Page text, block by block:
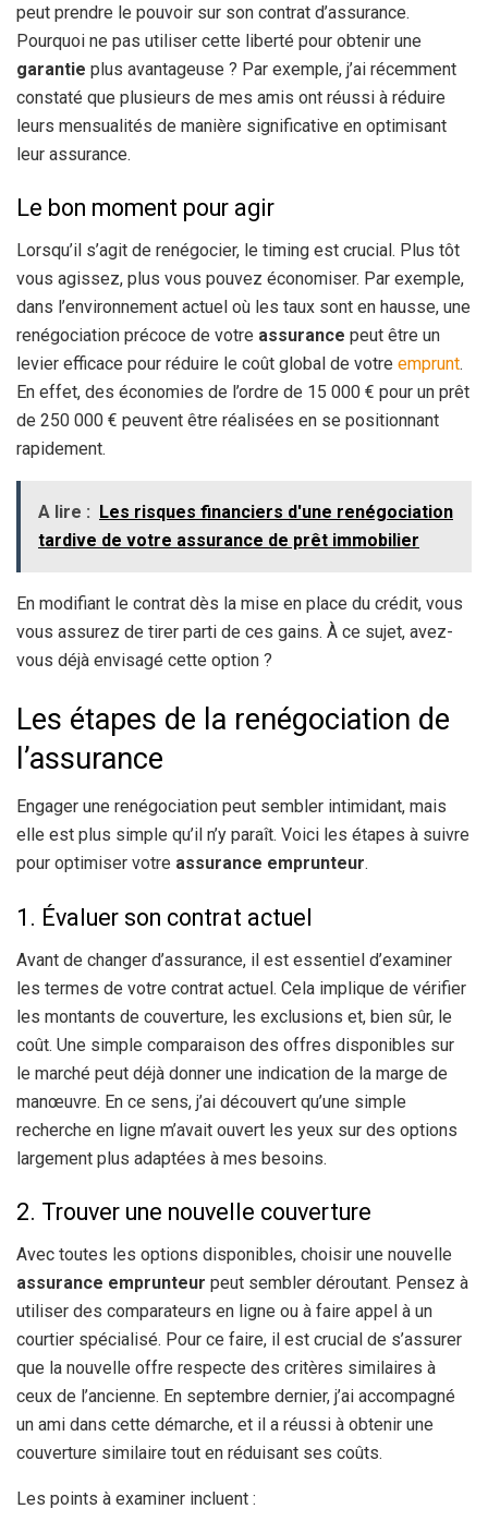
peut prendre le pouvoir sur son contrat d’assurance.
Pourquoi ne pas utiliser cette liberté pour obtenir une
garantie plus avantageuse ? Par exemple, j’ai récemment
constaté que plusieurs de mes amis ont réussi à réduire
leurs mensualités de manière significative en optimisant
leur assurance.
Le bon moment pour agir
Lorsqu’il s’agit de renégocier, le timing est crucial. Plus tôt
vous agissez, plus vous pouvez économiser. Par exemple,
dans l’environnement actuel où les taux sont en hausse, une
renégociation précoce de votre assurance peut être un
levier efficace pour réduire le coût global de votre emprunt.
En effet, des économies de l’ordre de 15 000 € pour un prêt
de 250 000 € peuvent être réalisées en se positionnant
rapidement.
A lire : Les risques financiers d'une renégociation
tardive de votre assurance de prêt immobilier
En modifiant le contrat dès la mise en place du crédit, vous
vous assurez de tirer parti de ces gains. À ce sujet, avez-
vous déjà envisagé cette option ?
Les étapes de la renégociation de
l’assurance
Engager une renégociation peut sembler intimidant, mais
elle est plus simple qu’il n’y paraît. Voici les étapes à suivre
pour optimiser votre assurance emprunteur.
1. Évaluer son contrat actuel
Avant de changer d’assurance, il est essentiel d’examiner
les termes de votre contrat actuel. Cela implique de vérifier
les montants de couverture, les exclusions et, bien sûr, le
coût. Une simple comparaison des offres disponibles sur
le marché peut déjà donner une indication de la marge de
manœuvre. En ce sens, j’ai découvert qu’une simple
recherche en ligne m’avait ouvert les yeux sur des options
largement plus adaptées à mes besoins.
2. Trouver une nouvelle couverture
Avec toutes les options disponibles, choisir une nouvelle
assurance emprunteur peut sembler déroutant. Pensez à
utiliser des comparateurs en ligne ou à faire appel à un
courtier spécialisé. Pour ce faire, il est crucial de s’assurer
que la nouvelle offre respecte des critères similaires à
ceux de l’ancienne. En septembre dernier, j’ai accompagné
un ami dans cette démarche, et il a réussi à obtenir une
couverture similaire tout en réduisant ses coûts.
Les points à examiner incluent :